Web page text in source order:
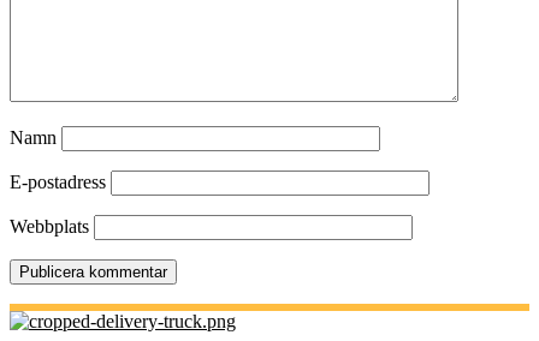
Namn
E-postadress
Webbplats